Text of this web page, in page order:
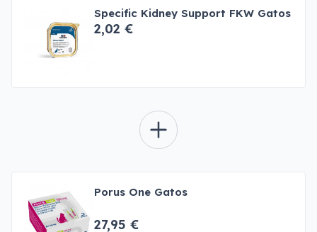
Specific Kidney Support FKW Gatos
2,02 €
Porus One Gatos
27,95 €